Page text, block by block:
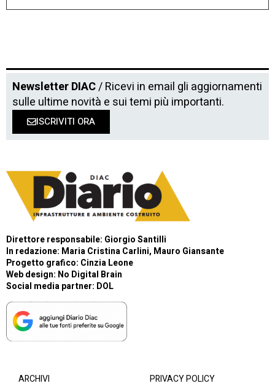
Newsletter DIAC/ Ricevi in email gli aggiornamenti
sulle ultime novità e sui temi più importanti.
ISCRIVITI ORA
Direttore responsabile: Giorgio Santilli
In redazione: Maria Cristina Carlini, Mauro Giansante
Progetto grafico: Cinzia Leone
Web design: No Digital Brain
Social media partner: DOL
ARCHIVI PRIVACY POLICY